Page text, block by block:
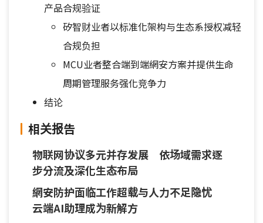
产品合规验证
矽智财业者以标准化架构与生态系授权减轻
合规负担
MCU业者整合端到端網安方案并提供生命
周期管理服务强化竞争力
结论
相关报告
物联网协议多元并存发展 依场域需求逐
步分流及深化生态布局
網安防护面临工作超载与人力不足隐忧
云端AI助理成为新解方